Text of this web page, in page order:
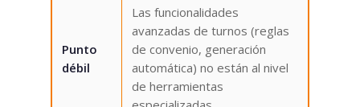
Punto
débil
Las funcionalidades
avanzadas de turnos (reglas
de convenio, generación
automática) no están al nivel
de herramientas